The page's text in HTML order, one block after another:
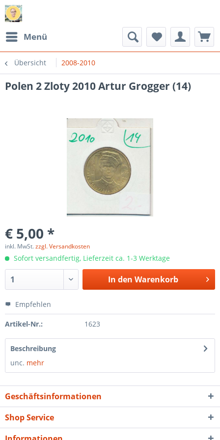
Menü
Übersicht 2008-2010
Polen 2 Zloty 2010 Artur Grogger (14)
€ 5,00 *
inkl. MwSt.zzgl. Versandkosten
Sofort versandfertig, Lieferzeit ca. 1-3 Werktage
In den Warenkorb
Empfehlen
Artikel-Nr.: 1623
Beschreibung
unc. mehr
Geschäftsinformationen
Shop Service